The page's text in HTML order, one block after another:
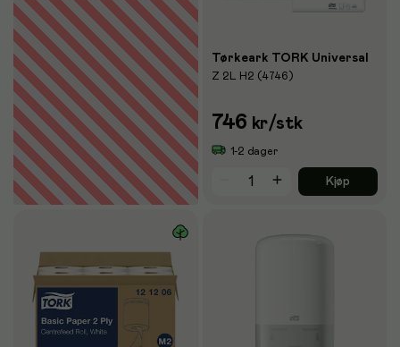
Tørkeark TORK Universal
Z 2L H2 (4746)
746 kr/stk
1-2 dager
Kjøp